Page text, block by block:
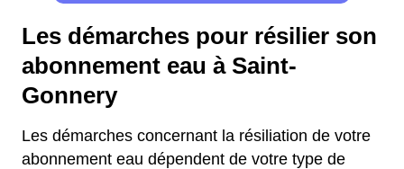
Les démarches pour résilier son
abonnement eau à Saint-
Gonnery
Les démarches concernant la résiliation de votre
abonnement eau dépendent de votre type de